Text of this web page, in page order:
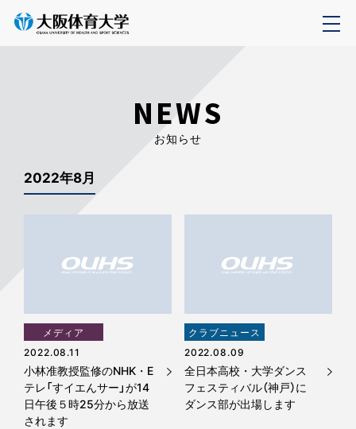
NEWS
お知らせ
2022年8月
メディア
2022.08.11
小林准教授監修のNHK・E
テレ「すイエんサー」が14
日午後５時25分から放送
されます
クラブニュース
2022.08.09
全日本高校・大学ダンス
フェスティバル（神戸）に
ダンス部が出場します